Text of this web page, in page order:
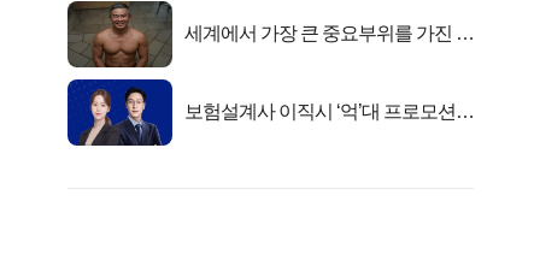
세계에서 가장 큰 중요부위를 가진 남
보험설계사 이직시 ‘억’대 프로모션!